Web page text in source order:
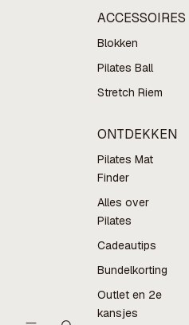
ACCESSOIRES
Blokken
Pilates Ball
Stretch Riem
ONTDEKKEN
Pilates Mat
Finder
Alles over
Pilates
Cadeautips
Bundelkorting
Outlet en 2e
kansjes